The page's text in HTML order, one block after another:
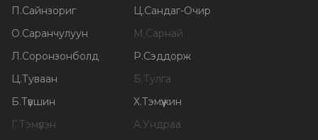
П.Сайнзориг Ц.Сандаг-Очир
О.Саранчулуун М.Сарнай
Л.Соронзонболд Р.Сэддорж
Ц.Туваан Б.Тулга
Б.Түвшин Х.Тэмүүжин
Г.Тэмүүлэн А.Ундраа